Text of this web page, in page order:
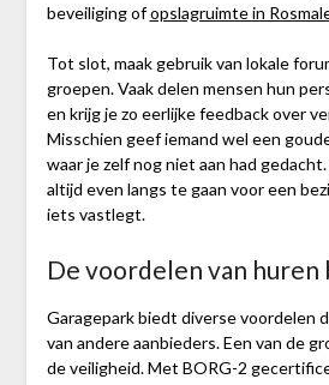
beveiliging ofopslagruimte in
Tot slot, maak gebruik van lokale
groepen. Vaak delen mensen hun
en krijg je zo eerlijke feedback over
Misschien geef iemand wel een
waar je zelf nog niet aan had
altijd even langs te gaan voor een
iets vastlegt.
De voordelen van huren
Garagepark biedt diverse voordelen
van andere aanbieders. Een van de
de veiligheid. Met BORG-2